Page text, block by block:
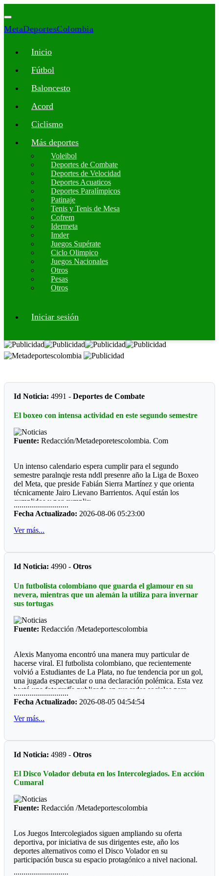
MetaDeportesColombia
Inicio
Fútbol
Baloncesto
Acord
Ciclismo
Más deportes
Voleibol
Deportes de Combate
Deportes de Velocidad
Deportes Acuaticos
Deportes Paralímpicos
Patinaje
Tenis y Tenis de Mesa
Cofrem
Idermeta
Imder
Juegos Supérate
Ciclo Olimpico
Juegos Nacionales
Otros
Pesas
Otros
Iniciar sesión
Id Noticia: 4991 -Deportes de Combate
El boxeo con intensa actividad en este segundo semestre
Fuente: Redacción/Metadeporetescolombia. Com
Un intenso calendario espera cumplir para el segundo
semestre paralnqje resta nddl presenre año la Liga de Boxeo
del Meta, que preside Fabián Sierra Martínez y que orienta
técnicamente Jairo Lievano Barrientos. Aquí están los
cumplidos y por cumplir:
"Guamal *
El pasado fin de semana se cumplió en el polideportivo del
patrocinada por el alcalde a José Fernando Peña Rabelo y
comunidad deportiva, hubo dos pantallas LED, sonido
profesional, juego de luces, quince combates y una buena
asistencia de público.
*Mesetas *
un campeonato de departamental, ya que hace presencia la
gran mayoría municipios do de hay boxeo.
Por qué será, que las entidades deporte, ya sean del orden
departamental o municipal le hacen "el feo" a eventos, que
valen la pena ver los recursos del Estado bien invertidos.
............................
Fecha Actualizado: 2026-08-06 05:23:00
Ver más...
Id Noticia: 4990 -Otros
Un futbolista colombiano que guarda el glamour en su
nevera, mientras que un alemán la utiliza para invernar
sus tortugas
Fuente: Redacción /Metadeportescolombia
Alexis Manyoma encontró una manera muy particular de
hacerse viral. El futbolista colombiano, que recientemente
volvió a Estudiantes de La Plata, no fue tendencia por un gol,
una jugada espectacular o una declaración polémica. Esta vez
bastó una fotografía publicada en sus redes sociales para
despertar la curiosidad de miles de personas: un refrigerador
completamente lleno de perfumes.
La imagen sorprendió porque, al abrir la nevera, no aparecían
distintas fragancias perfectamente acomodados en los
compartimentos. Mientras muchos deportistas presumen
autos, relojes o camisetas, Manyoma llamó la atención
habitual de conservarla.
*Reacciones*
Como era de esperarse, las redes sociales reaccionaron de
almorzaría un perfume de la marca Lattafa, mientras algunos
recordaron la famosa frase de Teófilo Gutiérrez: “Perfume
europeo, papi”. En pocas horas, la publicación acumuló miles
de reacciones.
............................
Fecha Actualizado: 2026-08-05 04:54:54
Ver más...
Id Noticia: 4989 -Otros
El Disco Volador debuta en los Intercolegiados. En acción
Cumaral
Fuente: Redacción /Metadeportescolombia
Los Juegos Intercolegiados siguen ampliando su oferta
deportiva, por iniciativa de sus dirigentes este, año los
deportes alternativos como el Disco Volador en su
participación busca su espacio protagónico a nivel nacional.
............................